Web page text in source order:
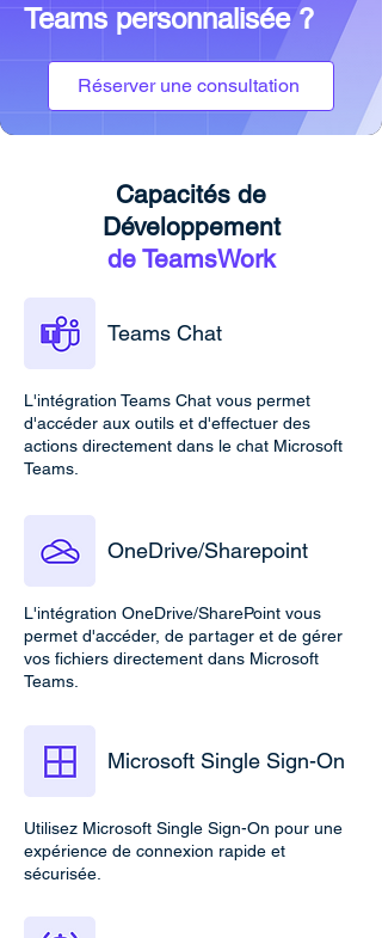
Teams personnalisée ?
Réserver une consultation
Capacités de
Développement
de TeamsWork
Teams Chat
L'intégration Teams Chat vous permet
d'accéder aux outils et d'effectuer des
actions directement dans le chat Microsoft
Teams.
OneDrive/Sharepoint
L'intégration OneDrive/SharePoint vous
permet d'accéder, de partager et de gérer
vos fichiers directement dans Microsoft
Teams.
Microsoft Single Sign-On
Utilisez Microsoft Single Sign-On pour une
expérience de connexion rapide et
sécurisée.